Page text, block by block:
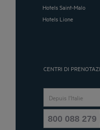
Hotels Saint-Malo
Hotels Lione
CENTRI DI
Depuis l'Italie
800 088 279